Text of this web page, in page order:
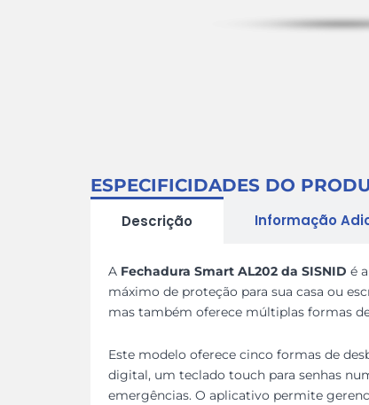
ESPECIFICIDADES DO
Descrição Informação
A Fechadura Smart AL202 da SISNID é
máximo de proteção para sua casa ou
mas também oferece múltiplas formas
Este modelo oferece cinco formas de
digital, um teclado touch para senhas
emergências. O aplicativo permite